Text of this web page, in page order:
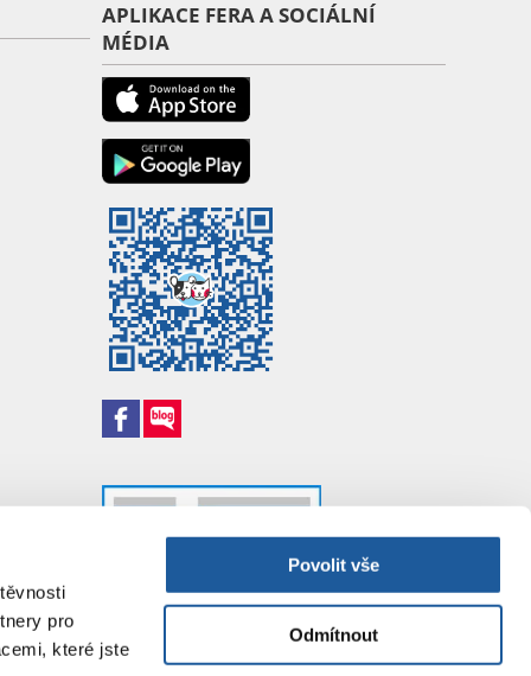
pro
které jste
Povolit vše
Odmítnout
APLIKACE FERA A SOCIÁLNÍ
MÉDIA